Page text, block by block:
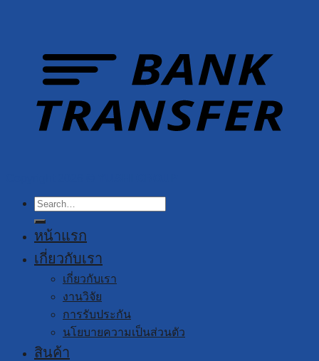
Search
for:
หน้าแรก
เกี่ยวกับเรา
เกี่ยวกับเรา
งานวิจัย
การรับประกัน
นโยบายความเป็นส่วนตัว
สินค้า